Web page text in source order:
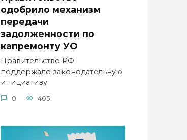
одобрило механизм
передачи
задолженности по
капремонту УО
Правительство РФ
поддержало законодательную
инициативу
0 405